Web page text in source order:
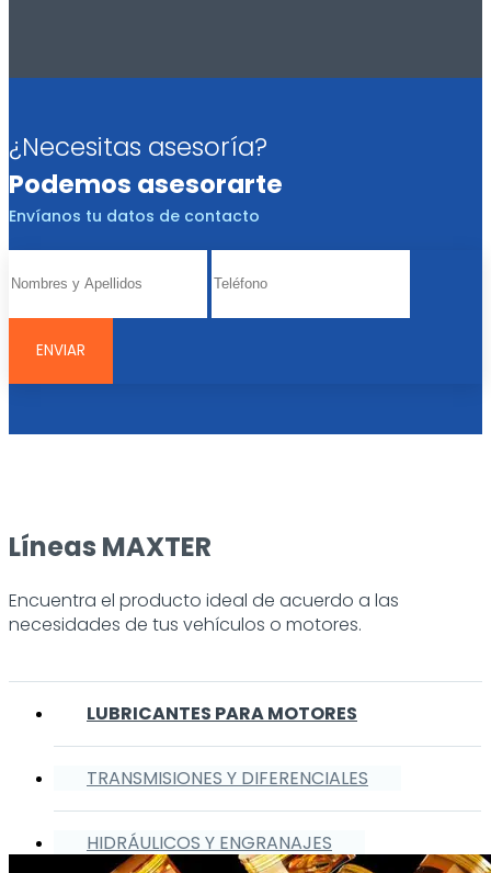
¿Necesitas asesoría?
Podemos asesorarte
Envíanos tu datos de contacto
Líneas MAXTER
Encuentra el producto ideal de acuerdo a las
necesidades de tus vehículos o motores.
LUBRICANTES PARA MOTORES
TRANSMISIONES Y DIFERENCIALES
HIDRÁULICOS Y ENGRANAJES